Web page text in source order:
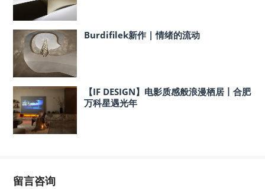
Burdifilek新作 | 情绪的流动
【IF DESIGN】电影质感般浪漫栖居丨合肥
万科星遇光年
留言咨询